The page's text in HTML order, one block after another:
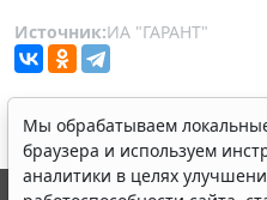
Источник:ИА "ГАРАНТ"
Мы обрабатываем
браузера и используем
аналитики в целях